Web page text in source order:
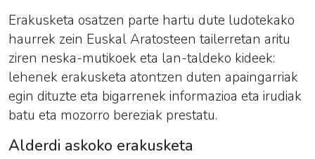
Erakusketa osatzen parte hartu dute ludotekako
haurrek zein Euskal Aratosteen tailerretan aritu
ziren neska-mutikoek eta lan-taldeko kideek:
lehenek erakusketa atontzen duten apaingarriak
egin dituzte eta bigarrenek informazioa eta irudiak
batu eta mozorro bereziak prestatu.
Alderdi askoko erakusketa